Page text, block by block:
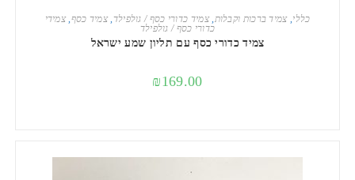
הוספה לסל כללי,צמיד ברכות וקבלות,צמיד כדורי כסף / גולפילד,צמיד כסף,צמידי
כדורי כסף / גולפילד
צמיד כדורי כסף עם תליון שמע ישראל
₪169.00